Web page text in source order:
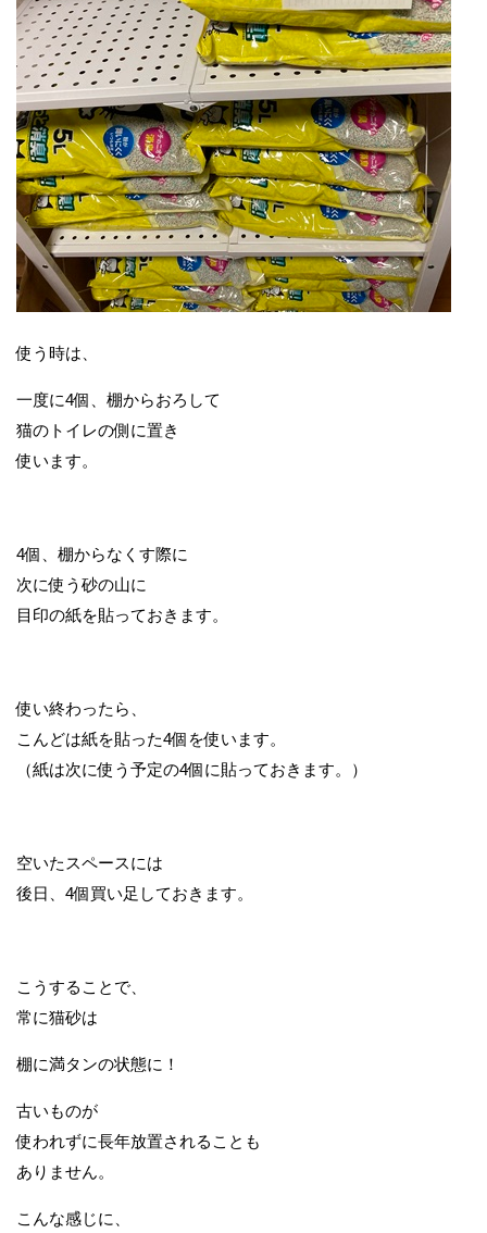
使う時は、
一度に4個、棚からおろして
猫のトイレの側に置き
使います。
4個、棚からなくす際に
次に使う砂の山に
目印の紙を貼っておきます。
使い終わったら、
こんどは紙を貼った4個を使います。
（紙は次に使う予定の4個に貼っておきます。）
空いたスペースには
後日、4個買い足しておきます。
こうすることで、
常に猫砂は
棚に満タンの状態に！
古いものが
使われずに長年放置されることも
ありません。
こんな感じに、